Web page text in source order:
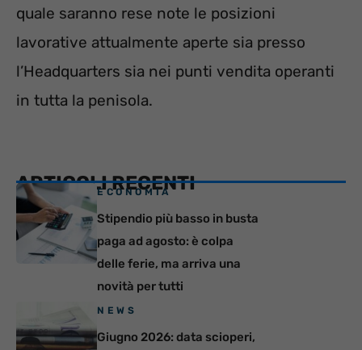
quale saranno rese note le posizioni
lavorative attualmente aperte sia presso
l’Headquarters sia nei punti vendita operanti
in tutta la penisola.
ARTICOLI RECENTI
ECONOMIA
Stipendio più basso in busta
paga ad agosto: è colpa
delle ferie, ma arriva una
novità per tutti
NEWS
Giugno 2026: data scioperi,